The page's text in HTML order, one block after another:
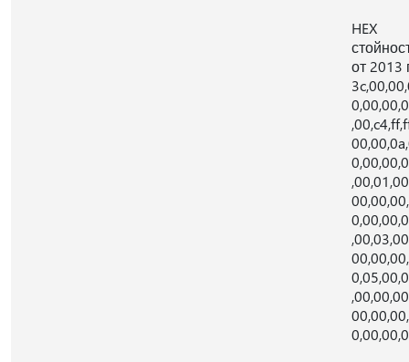
HEX
от 2013